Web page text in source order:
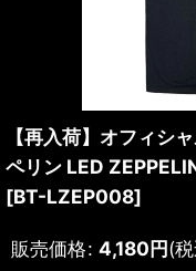
【再入荷】オフィシ
ペリン LED
[BT-LZEP008]
販売価格: 4,180円(